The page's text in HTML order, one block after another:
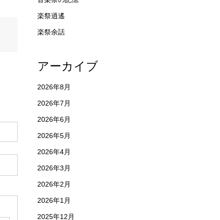
楽祭逍遙
楽祭余話
アーカイブ
2026年8月
2026年7月
2026年6月
2026年5月
2026年4月
2026年3月
2026年2月
2026年1月
2025年12月